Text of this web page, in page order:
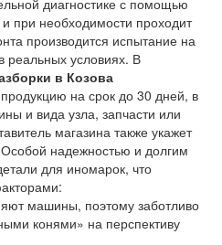
диагностике с помощью
при необходимости проходит
производится испытание на
реальных условиях. В
в Козова
на срок до 30 дней, в
и вида узла, запчасти или
магазина также укажет
надежностью и долгим
для иномарок, что
машины, поэтому заботливо
конями» на перспективу